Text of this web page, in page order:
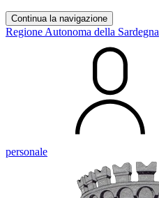
Continua la navigazione
Regione Autonoma della Sardegna
personale